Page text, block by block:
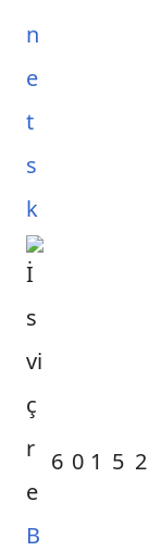
n
e
t
s
k
B
6 0 1 5 2